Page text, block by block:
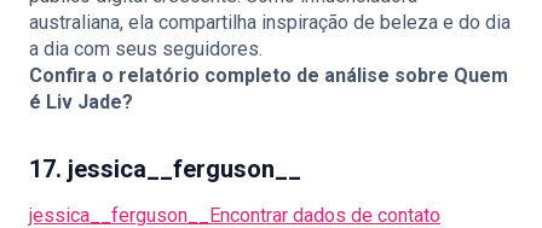
australiana, ela compartilha inspiração de beleza e do dia
a dia com seus seguidores.
Confira o relatório completo de análise sobre Quem
é Liv Jade?
17. jessica__ferguson__
jessica__ferguson__ Encontrar dados de contato